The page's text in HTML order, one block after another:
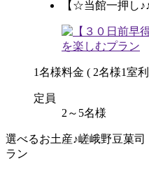
【☆当館一押し
1名様料金 ( 2名様1室
定員
2～5名様
選べるお土産♪嵯峨野豆菓
ラン